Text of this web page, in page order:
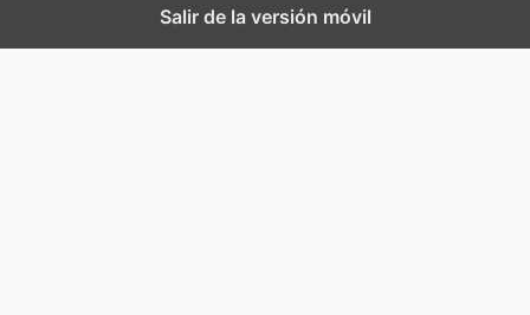
Salir de la versión móvil